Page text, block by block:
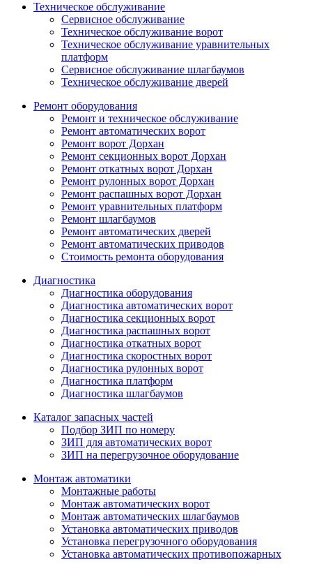
Техническое обслуживание
Сервисное обслуживание
Техническое обслуживание ворот
Техническое обслуживание уравнительных
платформ
Сервисное обслуживание шлагбаумов
Техническое обслуживание дверей
Ремонт оборудования
Ремонт и техническое обслуживание
Ремонт автоматических ворот
Ремонт ворот Дорхан
Ремонт секционных ворот Дорхан
Ремонт откатных ворот Дорхан
Ремонт рулонных ворот Дорхан
Ремонт распашных ворот Дорхан
Ремонт уравнительных платформ
Ремонт шлагбаумов
Ремонт автоматических дверей
Ремонт автоматических приводов
Стоимость ремонта оборудования
Диагностика
Диагностика оборудования
Диагностика автоматических ворот
Диагностика секционных ворот
Диагностика распашных ворот
Диагностика откатных ворот
Диагностика скоростных ворот
Диагностика рулонных ворот
Диагностика платформ
Диагностика шлагбаумов
Каталог запасных частей
Подбор ЗИП по номеру
ЗИП для автоматических ворот
ЗИП на перегрузочное оборудование
Монтаж автоматики
Монтажные работы
Монтаж автоматических ворот
Монтаж автоматических шлагбаумов
Установка автоматических приводов
Установка перегрузочного оборудования
Установка автоматических противопожарных